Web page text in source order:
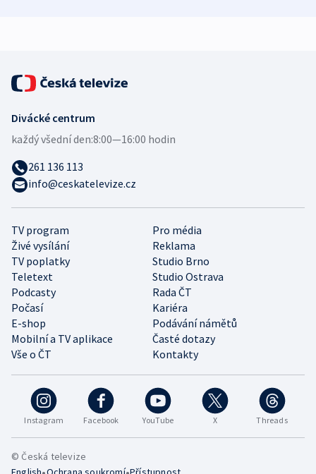
Instagram Facebook YouTube X Threads
TV program
Pro média
Živé vysílání
Reklama
TV poplatky
Studio Brno
Teletext
Studio Ostrava
Podcasty
Rada ČT
Počasí
Kariéra
E-shop
Podávání námětů
Mobilní a TV aplikace
Časté dotazy
Vše o ČT
Kontakty
Divácké centrum
každý všední den:8:00—16:00 hodin
261 136 113
info@ceskatelevize.cz
© Česká televize